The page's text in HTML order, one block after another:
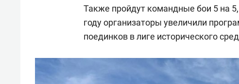
Также пройдут командные бои 5 на
году организаторы увеличили
поединков в лиге исторического